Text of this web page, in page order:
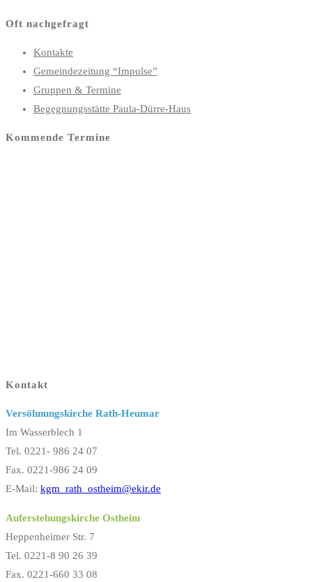
Oft nachgefragt
Kontakte
Gemeindezeitung “Impulse”
Gruppen & Termine
Begegnungsstätte Paula-Dürre-Haus
Kommende Termine
Kontakt
Versöhnungskirche Rath-Heumar
Im Wasserblech 1
Tel. 0221- 986 24 07
Fax. 0221-986 24 09
E-Mail: kgm_rath_ostheim@ekir.de
Auferstehungskirche Ostheim
Heppenheimer Str. 7
Tel. 0221-8 90 26 39
Fax. 0221-660 33 08